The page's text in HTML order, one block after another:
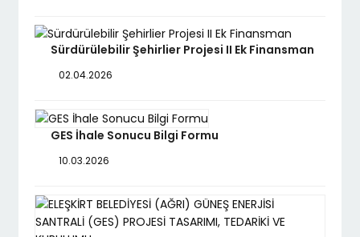
Sürdürülebilir Şehirlier Projesi II Ek Finansman
02.04.2026
GES İhale Sonucu Bilgi Formu
10.03.2026